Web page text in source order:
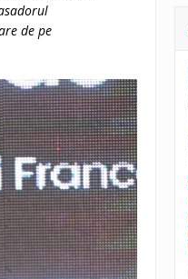
de pe